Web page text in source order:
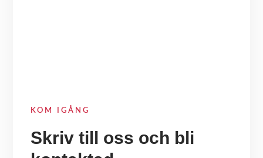
KOM IGÅNG
Skriv till oss och bli